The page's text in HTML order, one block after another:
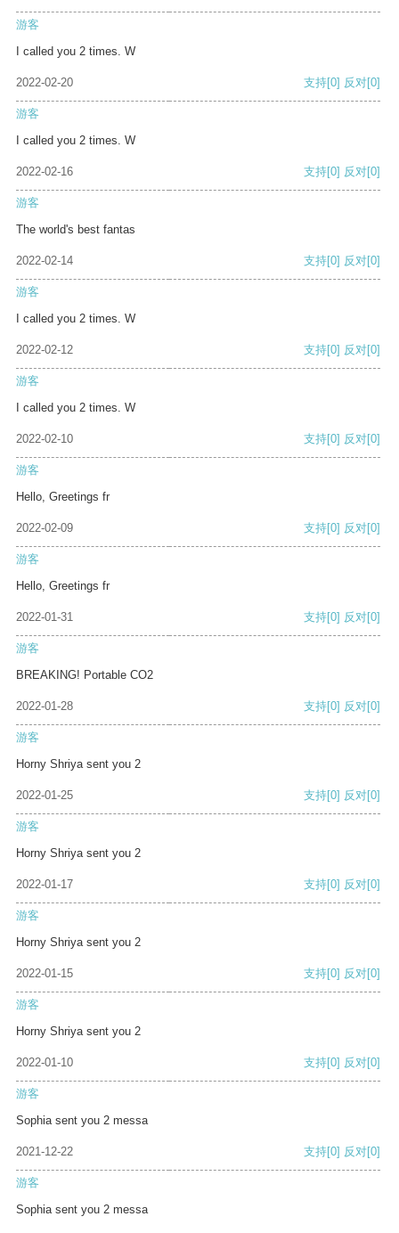
游客
I called you 2 times. W
2022-02-20 支持[0] 反对[0]
游客
I called you 2 times. W
2022-02-16 支持[0] 反对[0]
游客
The world's best fantas
2022-02-14 支持[0] 反对[0]
游客
I called you 2 times. W
2022-02-12 支持[0] 反对[0]
游客
I called you 2 times. W
2022-02-10 支持[0] 反对[0]
游客
Hello, Greetings fr
2022-02-09 支持[0] 反对[0]
游客
Hello, Greetings fr
2022-01-31 支持[0] 反对[0]
游客
BREAKING! Portable CO2
2022-01-28 支持[0] 反对[0]
游客
Horny Shriya sent you 2
2022-01-25 支持[0] 反对[0]
游客
Horny Shriya sent you 2
2022-01-17 支持[0] 反对[0]
游客
Horny Shriya sent you 2
2022-01-15 支持[0] 反对[0]
游客
Horny Shriya sent you 2
2022-01-10 支持[0] 反对[0]
游客
Sophia sent you 2 messa
2021-12-22 支持[0] 反对[0]
游客
Sophia sent you 2 messa